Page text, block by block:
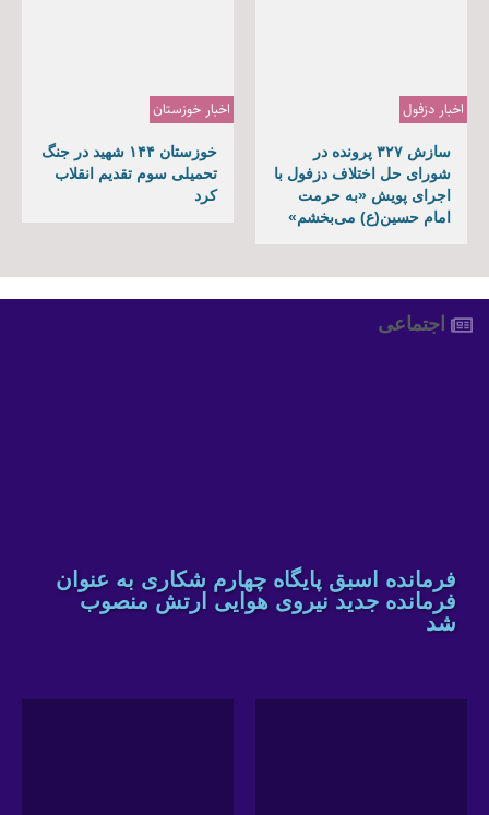
اخبار دزفول
سازش ۳۲۷ پرونده در
شورای حل اختلاف دزفول با
اجرای پویش «به حرمت
امام حسین(ع) می‌بخشم»
اخبار خوزستان
خوزستان ۱۴۴ شهید در جنگ
تحمیلی سوم تقدیم انقلاب
کرد
اجتماعی
فرمانده اسبق پایگاه چهارم شکاری به عنوان
فرمانده جدید نیروی هوایی ارتش منصوب
شد